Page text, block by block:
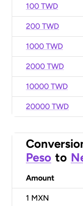
100 TWD
200 TWD
1000 TWD
2000 TWD
10000 TWD
20000 TWD
Peso to
Amount
1 MXN